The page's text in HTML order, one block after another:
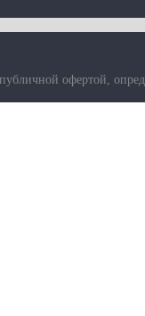
офертой,